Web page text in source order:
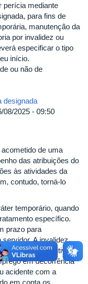
perícia mediante
para fins de
manutenção da
por invalidez ou
especificar o tipo
início.
ou não de
designada
08/2025 - 09:50
de uma
das atribuições do
às atividades da
contudo, torná-lo
temporário, quando
específico.
prazo para
A invalidez
definitiva
em decorrência
acidente com a
em conta os